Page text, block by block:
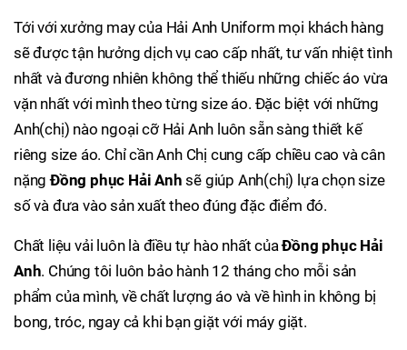
Tới với xưởng may của Hải Anh Uniform mọi khách hàng
sẽ được tận hưởng dịch vụ cao cấp nhất, tư vấn nhiệt tình
nhất và đương nhiên không thể thiếu những chiếc áo vừa
vặn nhất với mình theo từng size áo. Đặc biệt với những
Anh(chị) nào ngoại cỡ Hải Anh luôn sẵn sàng thiết kế
riêng size áo. Chỉ cần Anh Chị cung cấp chiều cao và cân
nặngĐồng phục Hải Anh sẽ giúp Anh(chị) lựa chọn size
số và đưa vào sản xuất theo đúng đặc điểm đó.
Chất liệu vải luôn là điều tự hào nhất củaĐồng phục Hải
Anh. Chúng tôi luôn bảo hành 12 tháng cho mỗi sản
phẩm của mình, về chất lượng áo và về hình in không bị
bong, tróc, ngay cả khi bạn giặt với máy giặt.